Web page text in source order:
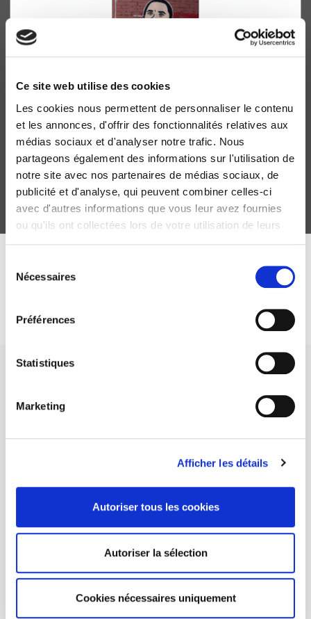
Ce site web utilise des cookies
Les cookies nous permettent de personnaliser le contenu
et les annonces, d'offrir des fonctionnalités relatives aux
médias sociaux et d'analyser notre trafic. Nous
partageons également des informations sur l'utilisation de
notre site avec nos partenaires de médias sociaux, de
publicité et d'analyse, qui peuvent combiner celles-ci
avec d'autres informations que vous leur avez fournies
ou qu'ils ont collectées lors de votre utilisation de leurs
Nécessaires
Préférences
Statistiques
Marketing
Afficher les détails
Autoriser tous les cookies
Autoriser la sélection
Cookies nécessaires uniquement
Le bilan d'Obama
Olivier Richomme, Vincent Michelot
DISCOVER OUR JOURNALS
continue
FOREIGN RIGHTS
CONDITIONS OF SALE